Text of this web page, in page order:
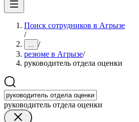
Поиск сотрудников в Агрызе
/
... /
резюме в Агрызе/
руководитель отдела оценки
руководитель отдела оценки